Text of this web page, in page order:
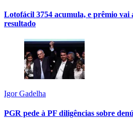
Lotofácil 3754 acumula, e prêmio vai
resultado
Igor Gadelha
PGR pede à PF diligências sobre